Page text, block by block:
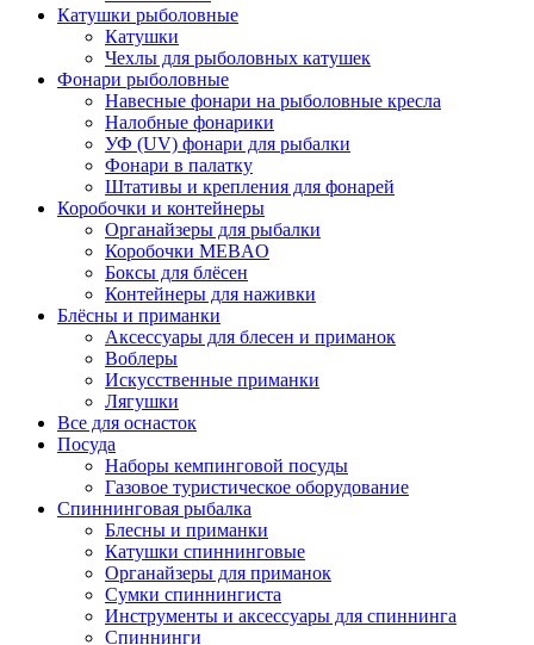
Катушки рыболовные
Катушки
Чехлы для рыболовных катушек
Фонари рыболовные
Навесные фонари на рыболовные кресла
Налобные фонарики
УФ (UV) фонари для рыбалки
Фонари в палатку
Штативы и крепления для фонарей
Коробочки и контейнеры
Органайзеры для рыбалки
Коробочки MEBAO
Боксы для блёсен
Контейнеры для наживки
Блёсны и приманки
Аксессуары для блесен и приманок
Воблеры
Искусственные приманки
Лягушки
Все для оснасток
Посуда
Наборы кемпинговой посуды
Газовое туристическое оборудование
Спиннинговая рыбалка
Блесны и приманки
Катушки спиннинговые
Органайзеры для приманок
Сумки спиннингиста
Инструменты и аксессуары для спиннинга
Спиннинги